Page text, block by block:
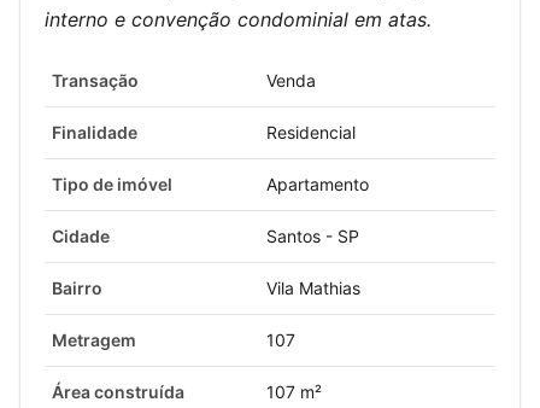
interno e convenção condominial em atas.
Transação Venda
Finalidade Residencial
Tipo de imóvel Apartamento
Cidade Santos - SP
Bairro Vila Mathias
Metragem 107
Área construída 107 m²